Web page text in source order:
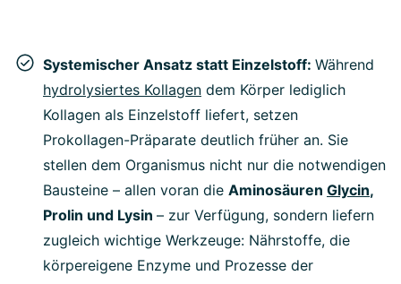
Systemischer Ansatz statt Einzelstoff: Während
hydrolysiertes Kollagen dem Körper lediglich
Kollagen als Einzelstoff liefert, setzen
Prokollagen-Präparate deutlich früher an. Sie
stellen dem Organismus nicht nur die notwendigen
Bausteine – allen voran die Aminosäuren Glycin,
Prolin und Lysin – zur Verfügung, sondern liefern
zugleich wichtige Werkzeuge: Nährstoffe, die
körpereigene Enzyme und Prozesse der